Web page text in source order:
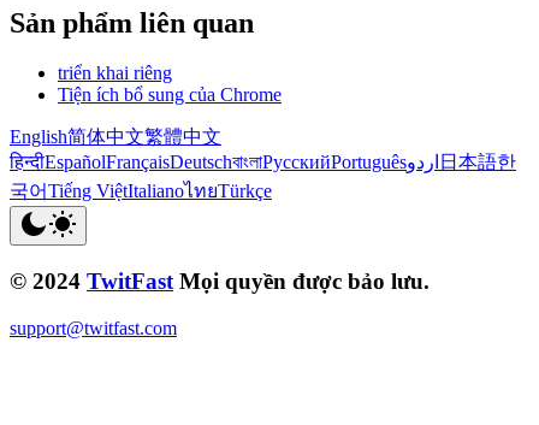
Sản phẩm liên quan
triển khai riêng
Tiện ích bổ sung của Chrome
English简体中文繁體中文
हिन्दीEspañolFrançaisDeutschবাংলাРусскийPortuguêsاردو 日本語한
국어Tiếng ViệtItalianoไทยTürkçe
© 2024 TwitFast Mọi quyền được bảo lưu.
support@twitfast.com